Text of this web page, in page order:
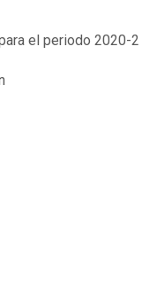
el periodo 2020-2